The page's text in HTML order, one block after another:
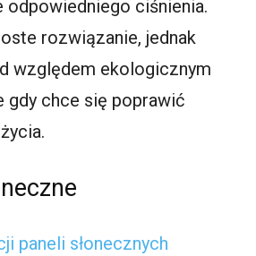
odpowiedniego ciśnienia.
rozwiązanie, jednak
względem ekologicznym
gdy chce się poprawić
paneli słonecznych